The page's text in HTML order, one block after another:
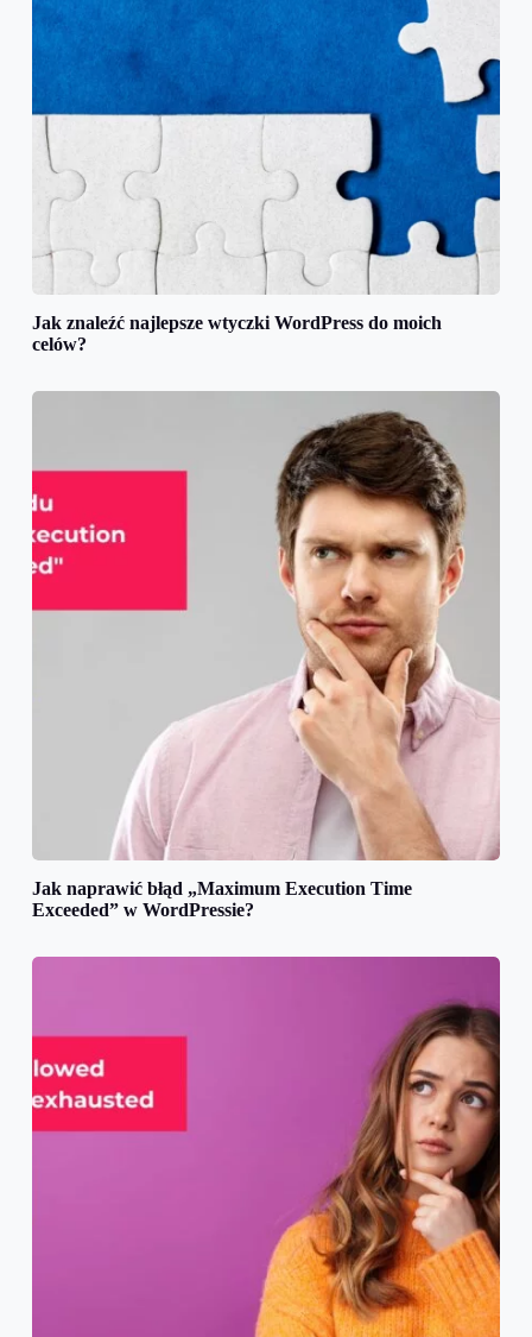
Jak znaleźć najlepsze wtyczki WordPress do moich
celów?
Jak naprawić błąd „Maximum Execution Time
Exceeded” w WordPressie?